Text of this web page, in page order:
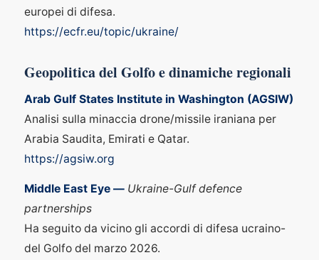
europei di difesa.
https://ecfr.eu/topic/ukraine/
Geopolitica del Golfo e dinamiche regionali
Arab Gulf States Institute in Washington (AGSIW)
Analisi sulla minaccia drone/missile iraniana per
Arabia Saudita, Emirati e Qatar.
https://agsiw.org
Middle East Eye — Ukraine-Gulf defence
partnerships
Ha seguito da vicino gli accordi di difesa ucraino-
del Golfo del marzo 2026.